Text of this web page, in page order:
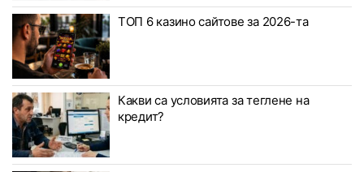
ТОП 6 казино сайтове за 2026-та
Какви са условията за теглене на
кредит?